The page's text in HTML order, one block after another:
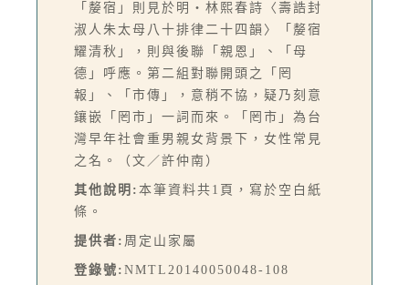
「嫠宿」則見於明‧林熙春詩〈壽誥封
淑人朱太母八十排律二十四韻〉「嫠宿
耀清秋」，則與後聯「親恩」、「母
德」呼應。第二組對聯開頭之「罔
報」、「市傳」，意稍不協，疑乃刻意
鑲嵌「罔市」一詞而來。「罔市」為台
灣早年社會重男親女背景下，女性常見
之名。（文／許仲南）
其他說明: 本筆資料共1頁，寫於空白紙
條。
提供者: 周定山家屬
登錄號: NMTL20140050048-108